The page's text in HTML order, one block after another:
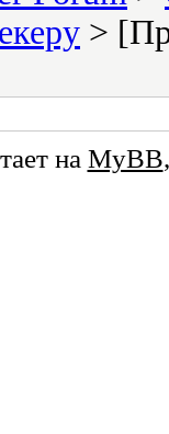
>
на MyBB